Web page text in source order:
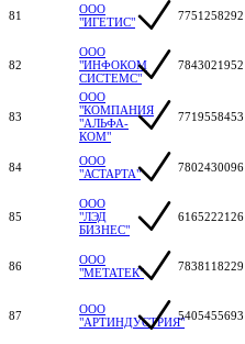
81
ООО
"ИГЕТИС"
7751258292
82
ООО
"ИНФОКОМ
СИСТЕМС"
7843021952
83
ООО
"КОМПАНИЯ
"АЛЬФА-
КОМ"
7719558453
84
ООО
"АСТАРТА"
7802430096
85
ООО
"ЛЭД
БИЗНЕС"
6165222126
86
ООО
"МЕТАТЕК"
7838118229
87
ООО
"АРТИНДУСТРИЯ"5405455693